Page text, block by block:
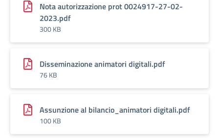
Nota autorizzazione prot 0024917-27-02-
2023.pdf
300 KB
Disseminazione animatori digitali.pdf
76 KB
Assunzione al bilancio_animatori digitali.pdf
100 KB